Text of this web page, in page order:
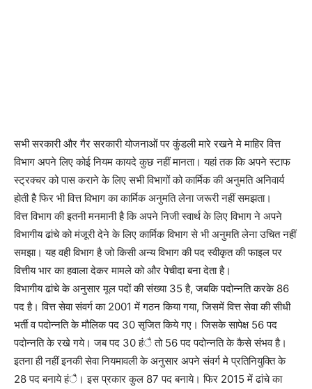
सभी सरकारी और गैर सरकारी योजनाओं पर कुंडली मारे रखने मे माहिर वित्त
विभाग अपने लिए कोई नियम कायदे कुछ नहीं मानता। यहां तक कि अपने स्टाफ
स्ट्रक्चर को पास कराने के लिए सभी विभागों को कार्मिक की अनुमति अनिवार्य
होती है फिर भी वित्त विभाग का कार्मिक अनुमति लेना जरूरी नहीं समझता।
वित्त विभाग की इतनी मनमानी है कि अपने निजी स्वार्थ के लिए विभाग ने अपने
विभागीय ढांचे को मंजूरी देने के लिए कार्मिक विभाग से भी अनुमति लेना उचित नहीं
समझा। यह वही विभाग है जो किसी अन्य विभाग की पद स्वीकृत की फाइल पर
वित्तीय भार का हवाला देकर मामले को और पेचीदा बना देता है।
विभागीय ढांचे के अनुसार मूल पदों की संख्या 35 है, जबकि पदोन्नति करके 86
पद है। वित्त सेवा संवर्ग का 2001 में गठन किया गया, जिसमें वित्त सेवा की सीधी
भर्ती व पदोन्नति के मौलिक पद 30 सृजित किये गए। जिसके सापेक्ष 56 पद
पदोन्नति के रखे गये। जब पद 30 हंै तो 56 पद पदोन्नति के कैसे संभव है।
इतना ही नहीं इनकी सेवा नियमावली के अनुसार अपने संवर्ग मे प्रतिनियुक्ति के
28 पद बनाये हंै। इस प्रकार कुल 87 पद बनाये। फिर 2015 में ढांचे का